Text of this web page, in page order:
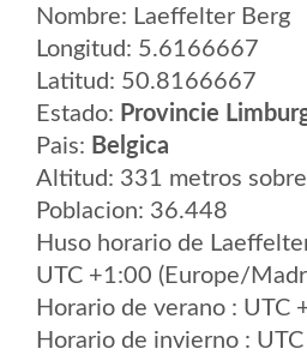
Nombre: Laeffelter Berg
Longitud: 5.6166667
Latitud: 50.8166667
Estado: Provincie
Pais: Belgica
Altitud: 331 metros
Poblacion: 36.448
Huso horario de
UTC +1:00 (Europe/
Horario de verano : UTC
Horario de invierno :